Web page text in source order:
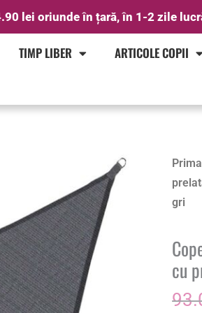
lei oriunde în țară, în 1-2 zile
TIMP LIBER ARTICOLE COPII
gri
cu